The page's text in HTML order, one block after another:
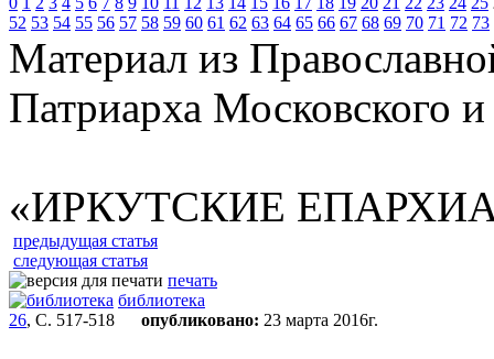
52 53 54 55 56 57 58 59 60 61 62 63 64 65 66 67 68 69 70 71 72 73
Материал из
Патриарха Московского
«ИРКУТСКИЕ
предыдущая статья
следующая статья
печать
библиотека
26, С. 517-518 опубликовано: 23 марта 2016г.